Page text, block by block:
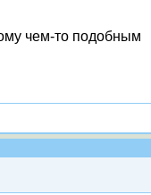
чем-то подобным